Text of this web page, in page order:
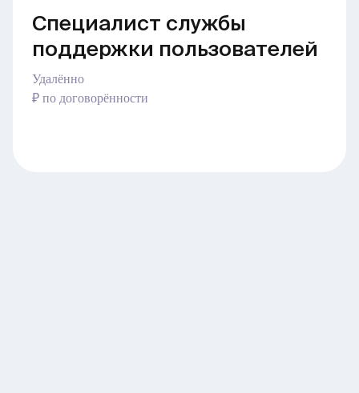
Специалист службы
поддержки пользователей
Удалённо
₽ по договорённости